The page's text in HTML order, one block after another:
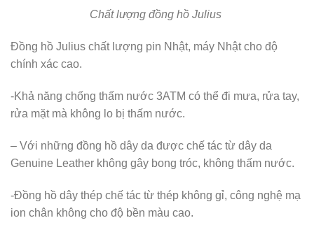
Chất lượng đồng hồ Julius
Đồng hồ Julius chất lượng pin Nhật, máy Nhật cho độ
chính xác cao.
-Khả năng chống thấm nước 3ATM có thể đi mưa, rửa tay,
rửa mặt mà không lo bị thấm nước.
– Với những đồng hồ dây da được chế tác từ dây da
Genuine Leather không gây bong tróc, không thấm nước.
-Đồng hồ dây thép chế tác từ thép không gỉ, công nghệ mạ
ion chân không cho độ bền màu cao.